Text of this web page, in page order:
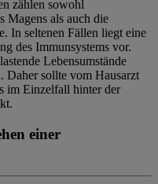
zählen sowohl
Magens als auch die
In seltenen Fällen liegt eine
des Immunsystems vor.
Lebensumstände
Daher sollte vom Hausarzt
im Einzelfall hinter der
einer